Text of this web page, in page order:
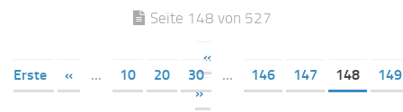
Seite 148 von 527
«
Erste
« ... 10 20 30 ... 146 147 148
149
»